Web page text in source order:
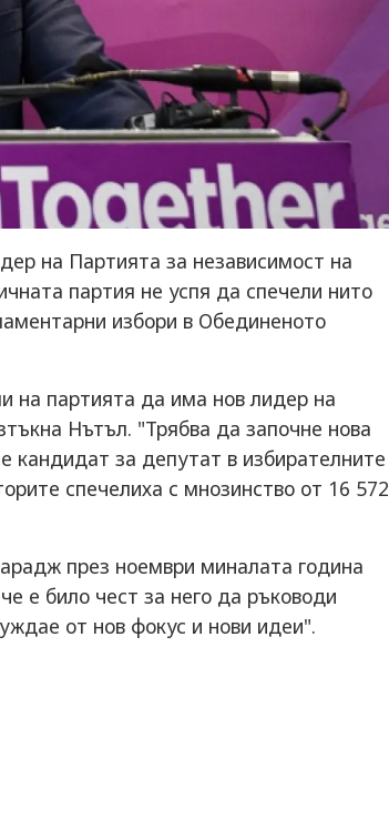
на Партията за независимост на
партия не успя да спечели нито
избори в Обединеното
на партията да има нов лидер на
Нътъл. "Трябва да започне нова
кандидат за депутат в избирателните
спечелиха с мнозинство от 16 572
през ноември миналата година
е било чест за него да ръководи
от нов фокус и нови идеи".